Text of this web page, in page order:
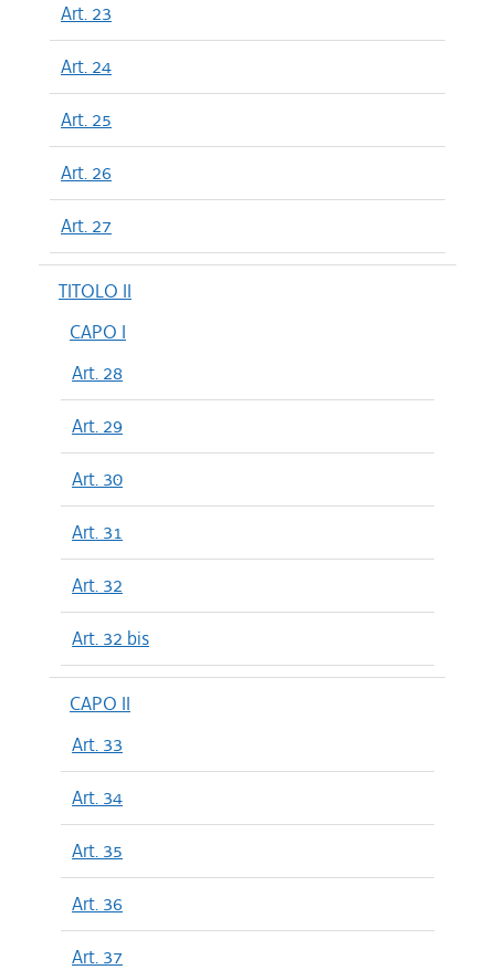
Art. 23
Art. 24
Art. 25
Art. 26
Art. 27
TITOLO II
CAPO I
Art. 28
Art. 29
Art. 30
Art. 31
Art. 32
Art. 32 bis
CAPO II
Art. 33
Art. 34
Art. 35
Art. 36
Art. 37